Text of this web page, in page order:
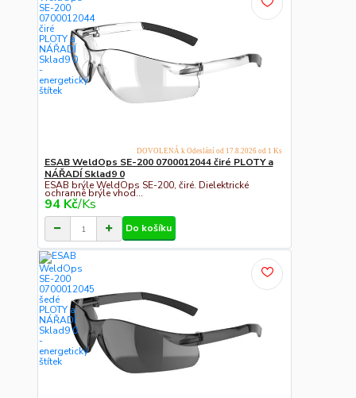
ESAB WeldOps SE-200 0700012044 čiré PLOTY a
NÁŘADÍ Sklad9 0
ESAB brýle WeldOps SE-200, čiré. Dielektrické
ochranné brýle vhod...
94 Kč/Ks
DOVOLENÁ k Odeslání od 17.8.2026 od 1 Ks
Do košíku